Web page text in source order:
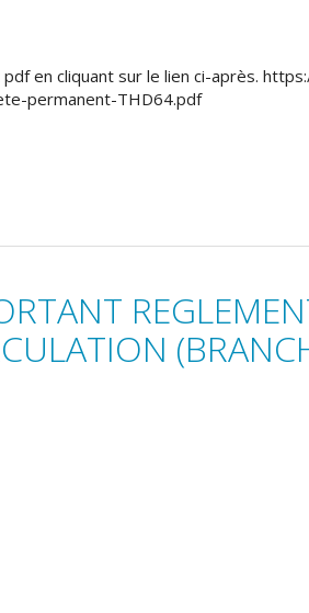
en cliquant sur le lien ci-après.
permanent-THD64.pdf